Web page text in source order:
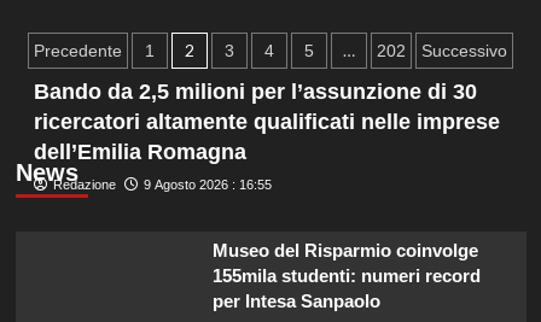
dei
licenziamenti
nel
settore
tech
previsti
il
Paginazione
degli
articoli
Precedente 1 2 3 4 5 … 202 Successivo
News
Bando da 2,5 milioni per l’assunzione di 30
ricercatori altamente qualificati nelle imprese
dell’Emilia Romagna
Redazione 9 Agosto 2026 : 16:55
Museo del Risparmio coinvolge
155mila studenti: numeri record
per Intesa Sanpaolo